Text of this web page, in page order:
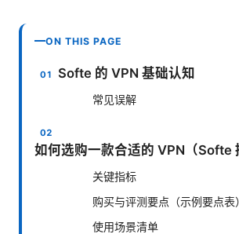
ON THIS PAGE
Softe 的 VPN 基础认知
常见误解
如何选购一款合适的 VPN（Softe
关键指标
购买与评测要点（示例要点表）
使用场景清单